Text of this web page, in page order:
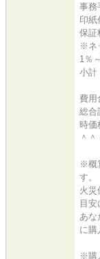
事務
印紙
保証
※ネ
1％
小計
費用
総合
時価
＾
※概
す。
火災
目安
あな
に購
※購